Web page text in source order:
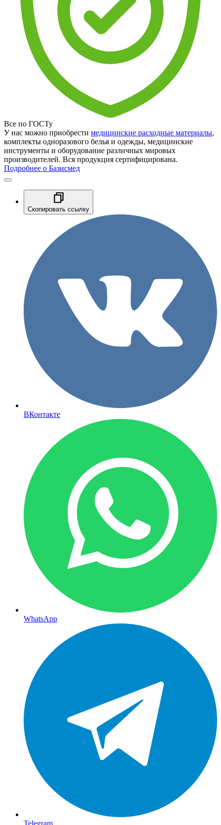
Все по ГОСТу
У нас можно приобрести медицинские расходные материалы,
комплекты одноразового белья и одежды, медицинские
инструменты и оборудование различных мировых
производителей. Вся продукция сертифицирована.
Подробнее о Базисмед
Скопировать ссылку
ВКонтакте
WhatsApp
Telegram